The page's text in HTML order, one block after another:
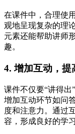
在课件中，合理使
观地呈现复杂的理
元素还能帮助讲师
趣。
4. 增加互动，提
课件不仅要“讲得出
增加互动环节如问
度和注意力。通过
容，形成良好的学